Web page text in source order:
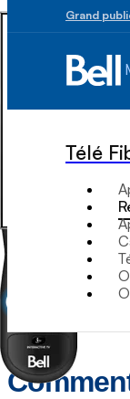
Grand
Télé